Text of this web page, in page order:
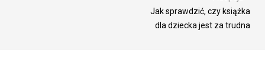
Jak sprawdzić, czy książka
dla dziecka jest za trudna